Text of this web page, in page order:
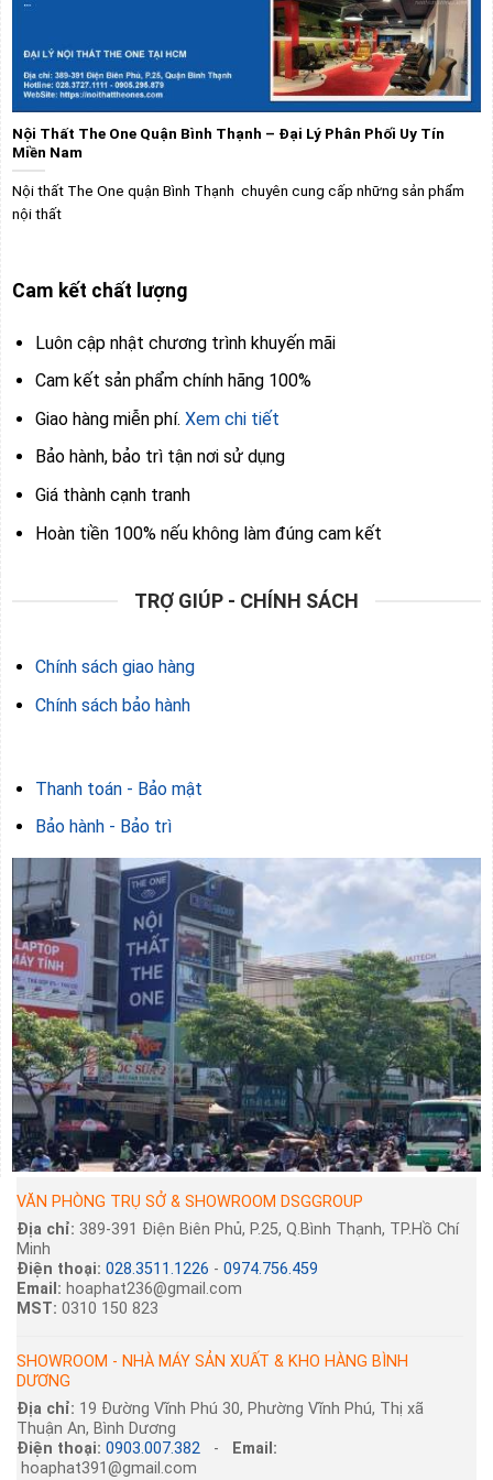
Nội Thất The One Quận Bình Thạnh – Đại Lý Phân Phối Uy Tín
Miền Nam
Nội thất The One quận Bình Thạnh chuyên cung cấp những sản phẩm
nội thất
Cam kết chất lượng
Luôn cập nhật chương trình khuyến mãi
Cam kết sản phẩm chính hãng 100%
Giao hàng miễn phí. Xem chi tiết
Bảo hành, bảo trì tận nơi sử dụng
Giá thành cạnh tranh
Hoàn tiền 100% nếu không làm đúng cam kết
TRỢ GIÚP - CHÍNH SÁCH
Chính sách giao hàng
Chính sách bảo hành
Thanh toán - Bảo mật
Bảo hành - Bảo trì
VĂN PHÒNG TRỤ SỞ & SHOWROOM DSGGROUP
Địa chỉ: 389-391 Điện Biên Phủ, P.25, Q.Bình Thạnh, TP.Hồ Chí
Minh
Điện thoại: 028.3511.1226 - 0974.756.459
Email: hoaphat236@gmail.com
MST: 0310 150 823
SHOWROOM - NHÀ MÁY SẢN XUẤT & KHO HÀNG BÌNH
DƯƠNG
Địa chỉ: 19 Đường Vĩnh Phú 30, Phường Vĩnh Phú, Thị xã
Thuận An, Bình Dương
Điện thoại: 0903.007.382-
Email:
hoaphat391@gmail.com